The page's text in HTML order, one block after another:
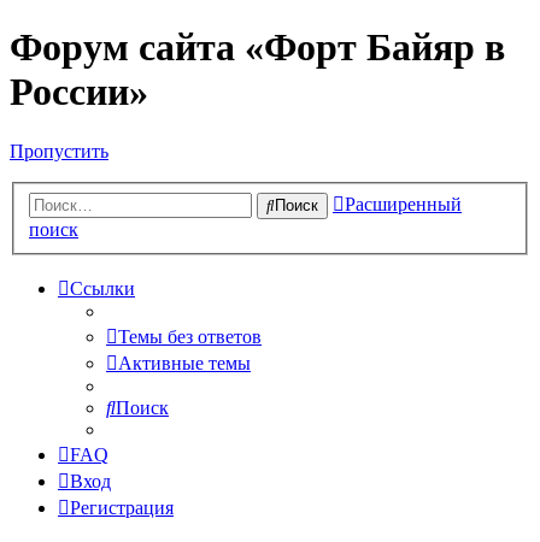
Форум сайта «Форт Байяр в
России»
Пропустить
Поиск
Расширенный
поиск
Ссылки
Темы без ответов
Активные темы
Поиск
FAQ
Вход
Регистрация